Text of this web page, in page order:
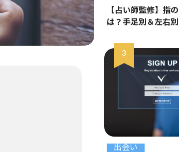
【占い師監修】指
は？手足別＆左右
出会い